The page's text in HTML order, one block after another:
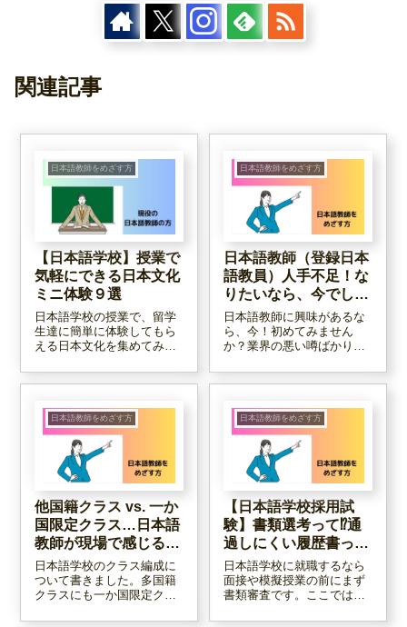
関連記事
日本語教師をめざす方
【日本語学校】授業で
気軽にできる日本文化
ミニ体験９選
日本語学校の授業で、留学
生達に簡単に体験してもら
える日本文化を集めてみま
要ないものばかりなので、
教員も気軽に取り組むこと
教室は、日本語を教えるだ
けの場所ではありません。
楽しくいきましょう！
日本語教師をめざす方
日本語教師（登録日本
語教員）人手不足！な
りたいなら、今でしょ
う！
日本語教師に興味があるな
ら、今！初めてみません
か？業界の悪い噂ばかり仕
言い訳にする人に、カツを
入れる記事です！迷ってい
ってしまいますよ！一年で
も、一日でも若いうちにス
タートしましょう！
日本語教師をめざす方
他国籍クラス vs. 一か
国限定クラス…日本語
教師が現場で感じるこ
と。
日本語学校のクラス編成に
ついて書きました。多国籍
クラスにも一か国限定クラ
としては多国籍クラスの方
日本語教師をめざす方
【日本語学校採用試
験】書類選考って⁉通
過しにくい履歴書っ
て？
日本語学校に就職するなら
面接や模擬授業の前にまず
書類審査です。ここでは通
しますので、そうでない履